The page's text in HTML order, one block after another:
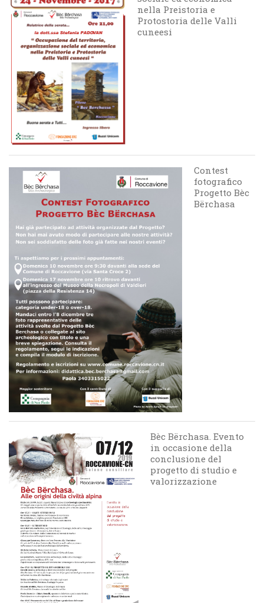
nella Preistoria e
Protostoria delle Valli
cuneesi
Contest
fotografico
Progetto Bèc
Bërchasa
Bèc Bërchasa. Evento
in occasione della
conclusione del
progetto di studio e
valorizzazione